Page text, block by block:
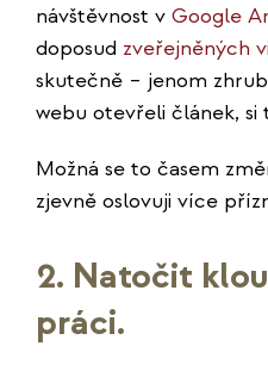
návštěvnost v Google
doposud zveřejněných
skutečně – jenom
webu otevřeli článek, si
Možná se to časem
zjevně oslovuji více
2. Natočit
práci.